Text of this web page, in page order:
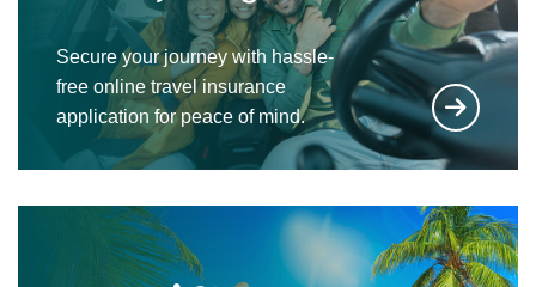
Secure your journey with hassle-
free online travel insurance
application for peace of mind.